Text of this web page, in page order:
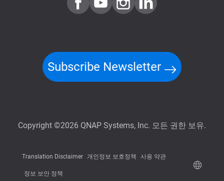
Subscribe Newsletter
Copyright ©2026 QNAP Systems, Inc. 모든 권한 보유.
Translation Disclaimer 개인정보 보호정책 사용 약관
정보 보안 정책